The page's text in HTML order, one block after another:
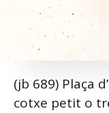
(jb 689) Plaça
cotxe petit o